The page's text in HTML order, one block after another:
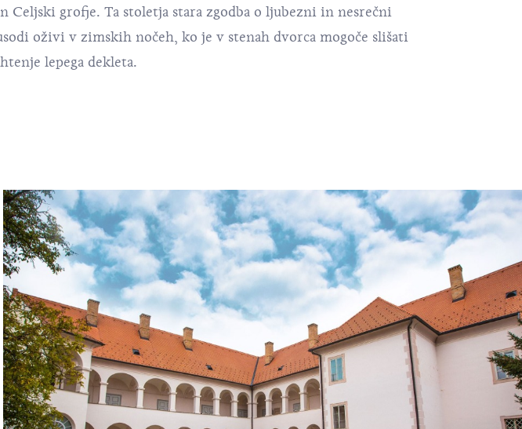
Celjski grofje. Ta stoletja stara zgodba o ljubezni in nesrečni
oživi v zimskih nočeh, ko je v stenah dvorca mogoče slišati
lepega dekleta.